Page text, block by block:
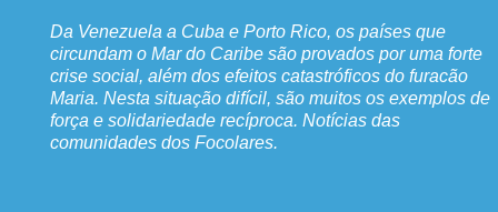
Da Venezuela a Cuba e Porto Rico, os países que
circundam o Mar do Caribe são provados por uma forte
crise social, além dos efeitos catastróficos do furacão
Maria. Nesta situação difícil, são muitos os exemplos de
força e solidariedade recíproca. Notícias das
comunidades dos Focolares.